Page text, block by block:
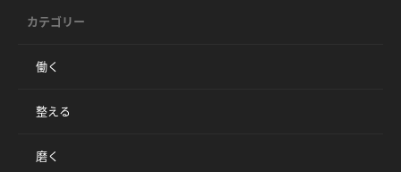
カテゴリー
働く
整える
磨く